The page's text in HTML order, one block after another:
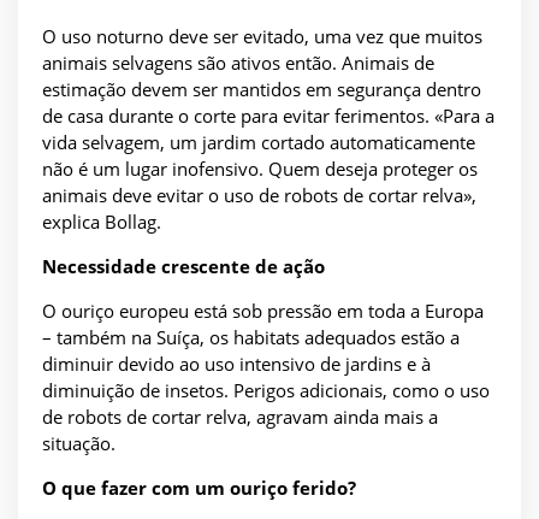
O uso noturno deve ser evitado, uma vez que muitos
animais selvagens são ativos então. Animais de
estimação devem ser mantidos em segurança dentro
de casa durante o corte para evitar ferimentos. «Para a
vida selvagem, um jardim cortado automaticamente
não é um lugar inofensivo. Quem deseja proteger os
animais deve evitar o uso de robots de cortar relva»,
explica Bollag.
Necessidade crescente de ação
O ouriço europeu está sob pressão em toda a Europa
– também na Suíça, os habitats adequados estão a
diminuir devido ao uso intensivo de jardins e à
diminuição de insetos. Perigos adicionais, como o uso
de robots de cortar relva, agravam ainda mais a
situação.
O que fazer com um ouriço ferido?